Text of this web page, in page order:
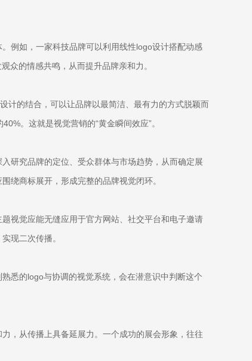
例如，一家科技品牌可以利用线性logo设计搭配动感
众的情感共鸣，从而提升品牌亲和力。
计的结合，可以让品牌以最简洁、最有力的方式脱颖而
。这就是视觉营销的“黄金瞬间效应”。
研究品牌的定位、受众群体与市场趋势，从而确定展
绕商标展开，形成完整的品牌视觉闭环。
视觉应能无缝应用于官方网站、社交平台和电子邀请
现二次传播。
悉的logo与协调的视觉系统，会在潜意识中判断这个
，从传播上具备延展力。一个成功的展会形象，往往